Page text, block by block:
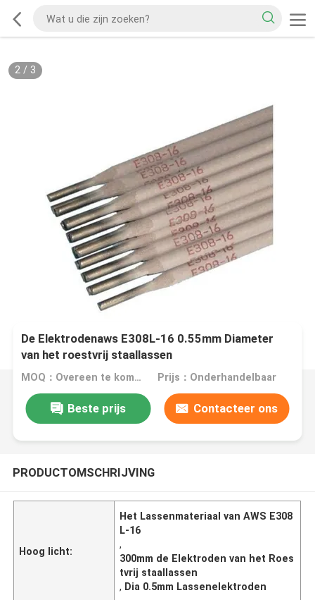
2/ 3
De Elektrodenaws E308L-16 0.55mm Diameter
van het roestvrij staallassen
MOQ：Overeen te komen Prijs：Onderhandelbaar
Beste prijs Contacteer ons
PRODUCTOMSCHRIJVING
Hoog licht:
Het Lassenmateriaal van AWS E308
L-16
,
300mm de Elektroden van het Roes
tvrij staallassen
, Dia 0.5mm Lassenelektroden